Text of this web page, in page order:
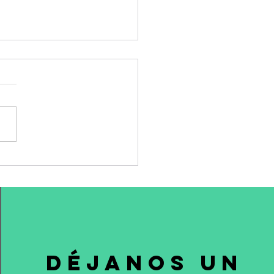
tratando de
DÉJANOS UN